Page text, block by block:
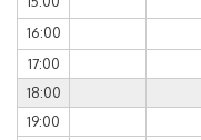
16:00
17:00
18:00
19:00